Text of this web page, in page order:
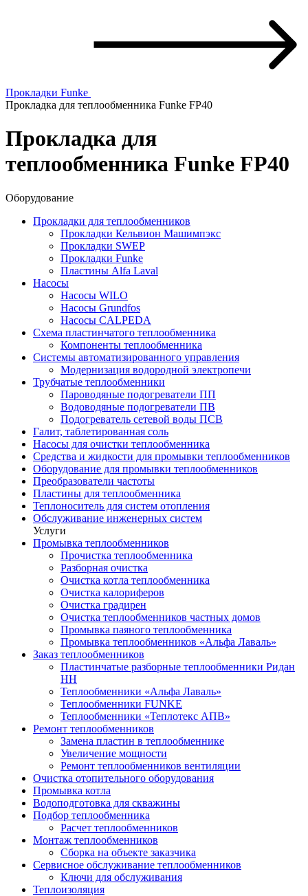
Прокладки Funke
Прокладка для теплообменника Funke FP40
Прокладка для
теплообменника Funke FP40
Оборудование
Прокладки для теплообменников
Прокладки Кельвион Машимпэкс
Прокладки SWEP
Прокладки Funke
Пластины Alfa Laval
Насосы
Насосы WILO
Насосы Grundfos
Насосы CALPEDA
Схема пластинчатого теплообменника
Компоненты теплообменника
Системы автоматизированного управления
Модернизация водородной электропечи
Трубчатые теплообменники
Пароводяные подогреватели ПП
Водоводяные подогреватели ПВ
Подогреватель сетевой воды ПСВ
Галит, таблетированная соль
Насосы для очистки теплообменника
Средства и жидкости для промывки теплообменников
Оборудование для промывки теплообменников
Преобразователи частоты
Пластины для теплообменника
Теплоноситель для систем отопления
Обслуживание инженерных систем
Услуги
Промывка теплообменников
Прочистка теплообменника
Разборная очистка
Очистка котла теплообменника
Очистка калориферов
Очистка градирен
Очистка теплообменников частных домов
Промывка паяного теплообменника
Промывка теплообменников «Альфа Лаваль»
Заказ теплообменников
Пластинчатые разборные теплообменники Ридан
НН
Теплообменники «Альфа Лаваль»
Теплообменники FUNKE
Теплообменники «Теплотекс АПВ»
Ремонт теплообменников
Замена пластин в теплообменнике
Увеличение мощности
Ремонт теплообменников вентиляции
Очистка отопительного оборудования
Промывка котла
Водоподготовка для скважины
Подбор теплообменника
Расчет теплообменников
Монтаж теплообменников
Сборка на объекте заказчика
Сервисное обслуживание теплообменников
Ключи для обслуживания
Теплоизоляция